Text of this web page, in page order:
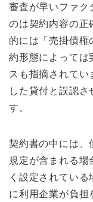
審査が早いファク
のは契約内容の正
的には「売掛債権
約形態によっては
スも指摘されてい
した貸付と誤認さ
す。
契約書の中には、
規定が含まれる場
く設定されてい
に利用企業が負担